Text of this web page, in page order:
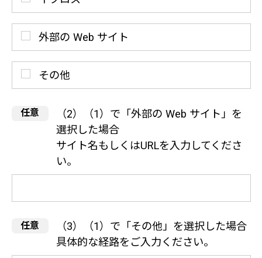
外部の Web サイト
その他
（2）（1）で「外部の Web サイト」を
選択した場合
サイト名もしくはURLを入力してくださ
い。
（3）（1）で「その他」を選択した場合
具体的な経路をご入力ください。